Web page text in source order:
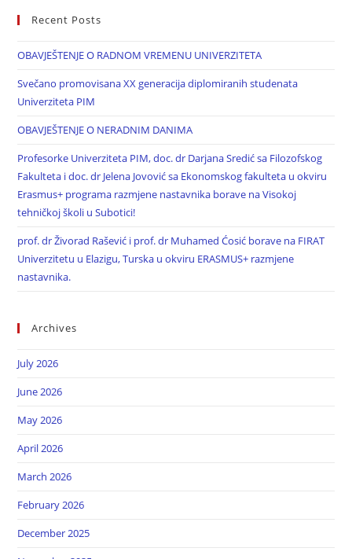
Recent Posts
OBAVJEŠTENJE O RADNOM VREMENU UNIVERZITETA
Svečano promovisana XX generacija diplomiranih studenata
Univerziteta PIM
OBAVJEŠTENJE O NERADNIM DANIMA
Profesorke Univerziteta PIM, doc. dr Darjana Sredić sa Filozofskog
Fakulteta i doc. dr Jelena Jovović sa Ekonomskog fakulteta u okviru
Erasmus+ programa razmjene nastavnika borave na Visokoj
tehničkoj školi u Subotici!
prof. dr Živorad Rašević i prof. dr Muhamed Ćosić borave na FIRAT
Univerzitetu u Elazigu, Turska u okviru ERASMUS+ razmjene
nastavnika.
Archives
July 2026
June 2026
May 2026
April 2026
March 2026
February 2026
December 2025